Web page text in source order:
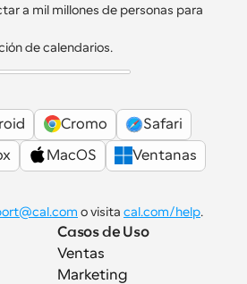
a mil millones de personas para
de calendarios.
Cromo
Safari
MacOS
Ventanas
o visita cal.com/help.
Casos de Uso
Ventas
Marketing